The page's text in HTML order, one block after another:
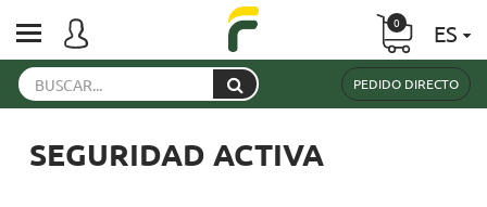
PEDIDO DIRECTO
ES
0
SEGURIDAD ACTIVA